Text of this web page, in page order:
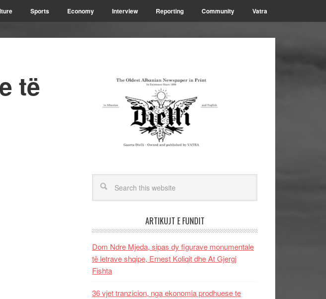
Sports Economy Interview Reporting Community Vatra
të
ARTIKUJT E FUNDIT
Dom Ndre Mjeda, sipas dy figurave monumentale
të letrave shqipe, Ernest Koliqit dhe At Gjergj
Fishta
36 vjet tranzicion, nga ekonomia prodhuese te